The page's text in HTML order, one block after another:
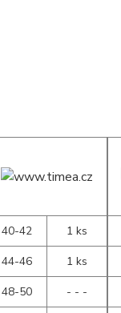
40-42
1 ks
44-46
1 ks
48-50
- - -